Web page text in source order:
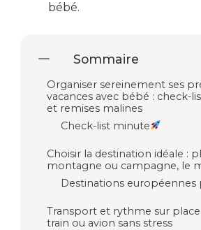
bébé.
Sommaire
Organiser sereinement ses
vacances avec bébé : check-
et remises malines
Check-list minute
Choisir la destination idéale :
montagne ou campagne, le
Destinations européennes
Transport et rythme sur
train ou avion sans stress